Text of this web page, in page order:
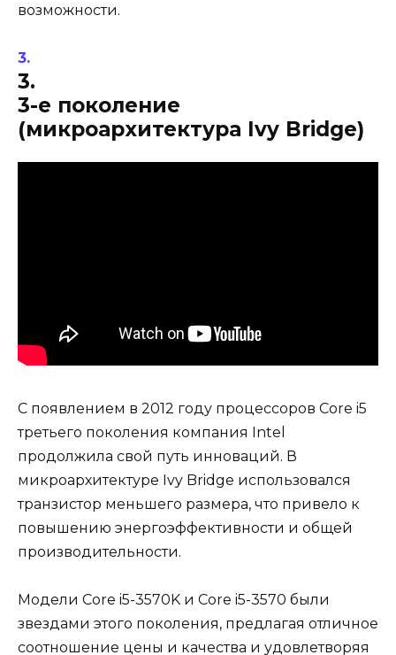
возможности.
3.
3-е поколение
(микроархитектура Ivy Bridge)
С появлением в 2012 году процессоров Core i5
третьего поколения компания Intel
продолжила свой путь инноваций. В
микроархитектуре Ivy Bridge использовался
транзистор меньшего размера, что привело к
повышению энергоэффективности и общей
производительности.
Модели Core i5-3570K и Core i5-3570 были
звездами этого поколения, предлагая отличное
соотношение цены и качества и удовлетворяя